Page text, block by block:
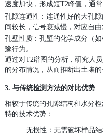
速度加快，形成短T2峰值，通
孔隙连通性 ：连通性好的大孔
间较长，信号衰减慢，对应自由
孔壁性质 ：孔壁的化学成分（
豫行为。
通过对T2谱图的分析，研究人
的分布情况，从而推断出土壤的
3. 与传统检测方法的对比优势
相较于传统的孔隙结构和水分
特的技术优势：
· 无损性 ：无需破坏样品